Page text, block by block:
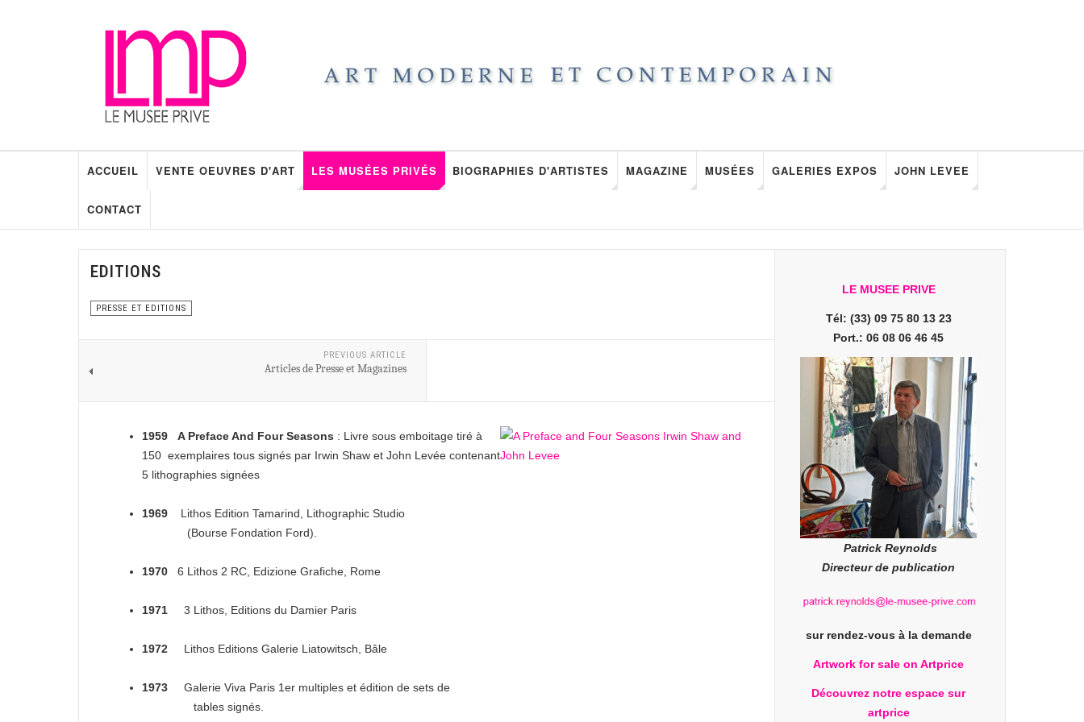
ACCUEIL VENTE OEUVRES D'ART LES MUSÉES PRIVÉS BIOGRAPHIES D'ARTISTES MAGAZINE MUSÉES GALERIES EXPOS JOHN LEVEE
CONTACT
EDITIONS
PRESSE ET EDITIONS
PREVIOUS ARTICLE
Articles de Presse et Magazines
1959 A Preface And Four Seasons : Livre sous emboitage tiré à
150 exemplaires tous signés par Irwin Shaw et John Levée contenant
5 lithographies signées
1969 Lithos Edition Tamarind, Lithographic Studio
(Bourse Fondation Ford).
1970 6 Lithos 2 RC, Edizione Grafiche, Rome
1971 3 Lithos, Editions du Damier Paris
1972 Lithos Editions Galerie Liatowitsch, Bâle
1973 Galerie Viva Paris 1er multiples et édition de sets de
tables signés.
LE MUSEE PRIVE
Tél: (33) 09 75 80 13 23
Port.: 06 08 06 46 45
Patrick Reynolds
Directeur de publication
sur rendez-vous à la demande
Artwork for sale on Artprice
Découvrez notre espace sur
artprice